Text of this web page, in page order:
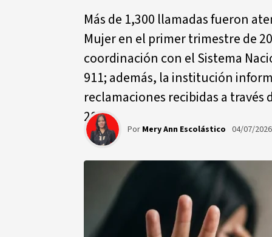
Más de 1,300 llamadas fueron
Mujer en el primer trimestre de
coordinación con el Sistema
911; además, la institución
reclamaciones recibidas a
2025
Por Mery Ann Escolástico 04/07/